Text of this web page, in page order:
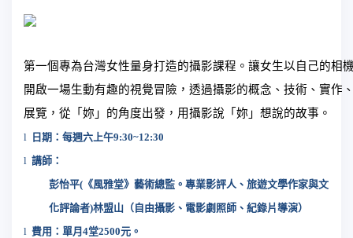
第一個專為台灣女性量身打造的攝影課程。讓女生以自己的相
開啟一場生動有趣的視覺冒險，透過攝影的概念、技術、實作
展覽，從「妳」的角度出發，用攝影說「妳」想說的故事。
l 日期：每週六上午9:30~12:30
l 講師：
彭怡平( 《風雅堂》藝術總監。專業影評人、旅遊文學作家與文
化評論者)林盟山（自由攝影、電影劇照師、紀錄片導演）
l 費用：單月 4堂2500元。